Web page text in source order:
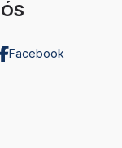
Facebook